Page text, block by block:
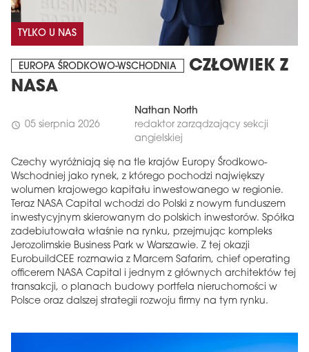
TYLKO U NAS
EUROPA ŚRODKOWO-WSCHODNIA
CZŁOWIEK Z
NASA
schedule 05 sierpnia 2026
Nathan North
redaktor zarządzający sekcji
angielskiej
Czechy wyróżniają się na tle krajów Europy Środkowo-
Wschodniej jako rynek, z którego pochodzi największy
wolumen krajowego kapitału inwestowanego w regionie.
Teraz NASA Capital wchodzi do Polski z nowym funduszem
inwestycyjnym skierowanym do polskich inwestorów. Spółka
zadebiutowała właśnie na rynku, przejmując kompleks
Jerozolimskie Business Park w Warszawie. Z tej okazji
EurobuildCEE rozmawia z Marcem Safarim, chief operating
officerem NASA Capital i jednym z głównych architektów tej
transakcji, o planach budowy portfela nieruchomości w
Polsce oraz dalszej strategii rozwoju firmy na tym rynku.